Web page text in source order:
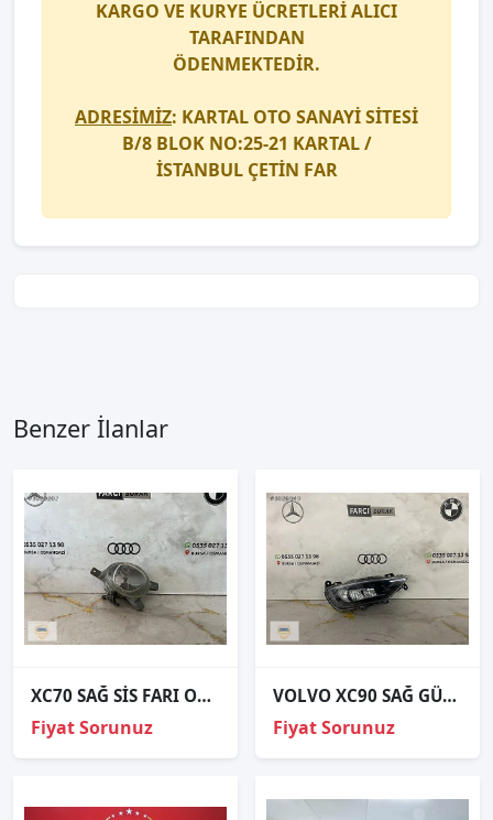
KARGO VE KURYE ÜCRETLERİ ALICI
TARAFINDAN
ÖDENMEKTEDİR.
ADRESİMİZ: KARTAL OTO SANAYİ SİTESİ
B/8 BLOK NO:25-21 KARTAL /
İSTANBUL ÇETİN FAR
Benzer İlanlar
XC70 SAĞ SİS FARI ORJİNAL
Fiyat Sorunuz
VOLVO XC90 SAĞ GÜNDÜZ FARI LEDLİ ORJİNAL
Fiyat Sorunuz